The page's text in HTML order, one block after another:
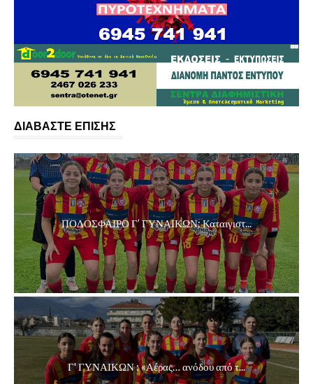
ΔΙΑΒΑΣΤΕ ΕΠΙΣΗΣ
ΠΟΔΟΣΦΑΙΡΟ Γ’ ΓΥΝΑΙΚΩΝ: Καταιγιστ...
Γ' ΓΥΝΑΙΚΩΝ : «Αέρας… ανόδου από τ...